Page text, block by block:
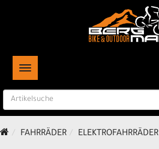
TOGGLE NAVIGATION
FAHRRÄDER ELEKTROFAHRRÄDER